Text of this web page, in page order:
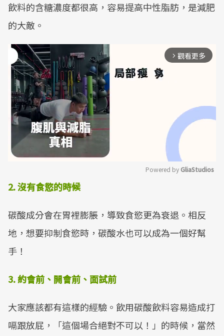
飲料的含糖濃度都很高，容易提高中性脂肪，是減肥
的大敵。
arrow_forward_ios 觀看更多
Powered by GliaStudios
2. 沒有食慾的時候
碳酸成分會在胃裡膨脹，導致食慾更為衰退。相反
地，想要抑制食慾時，碳酸水也可以成為一個好幫
手！
3. 約會前、開會前、面試前
大家應該都有這樣的經驗。飲用碳酸飲料容易造成打
嗝跟放屁，「這個場合絕對不可以！」的時候，當然